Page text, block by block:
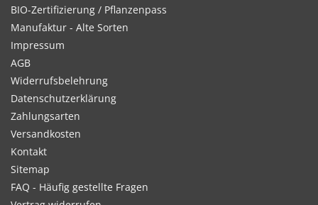
Verwendung:
Früchte sind sehr dekorativ und gut zum Basteln geeignet.
Auch zum Beranken von Spalieren, Lauben und Zäunen.
Tipp:
Im Jungpflanzenstadium vor Schnecken schützen. Früchte für
bessere Haltbarkeit mit einem 5cm langen Stiel ernten.
Inhalt:
BIO-Zertifizierung / Pflanzenpass
Manufaktur - Alte Sorten
Impressum
AGB
Widerrufsbelehrung
Datenschutzerklärung
Zahlungsarten
Versandkosten
Kontakt
Sitemap
FAQ - Häufig gestellte Fragen